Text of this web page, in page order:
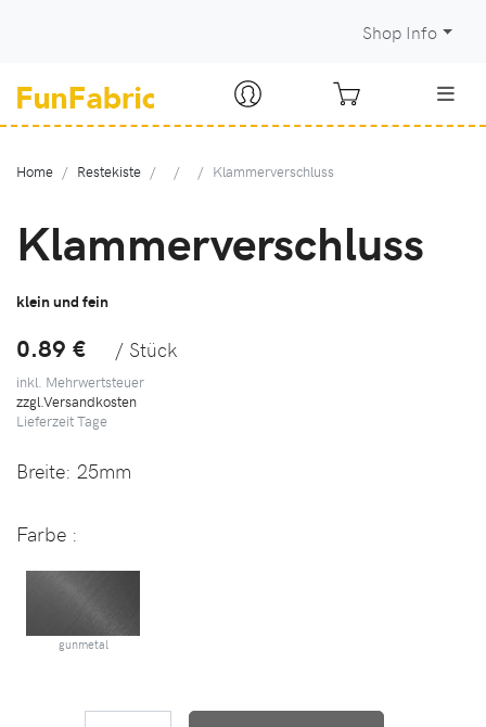
Shop Info
Home Restekiste Klammerverschluss
Klammerverschluss
klein und fein
0.89 € / Stück
inkl. Mehrwertsteuer
zzgl.Versandkosten
LieferzeitTage
Breite: 25mm
Farbe :
gunmetal